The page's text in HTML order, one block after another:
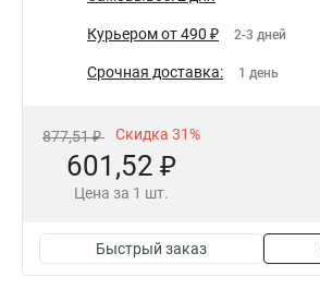
Курьером от 490 ₽ 2-3 дней
Срочная доставка: 1 день
877,51 ₽ Скидка 31%
601,52 ₽
Цена за 1 шт.
Быстрый заказ